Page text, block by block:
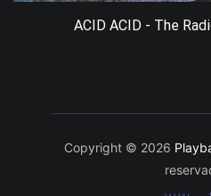
ACID ACID - The
Copyright © 2026